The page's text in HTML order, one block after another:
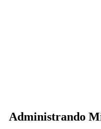
Administrando